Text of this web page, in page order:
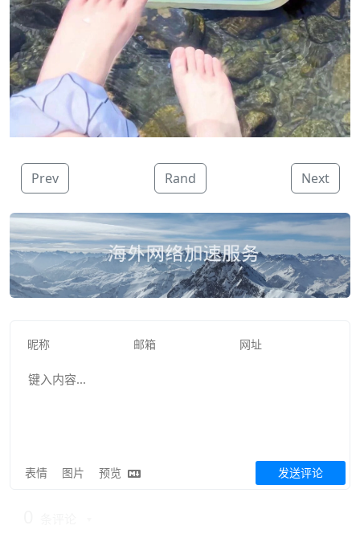
Prev Rand Next
表情 图片 预览 发送评论